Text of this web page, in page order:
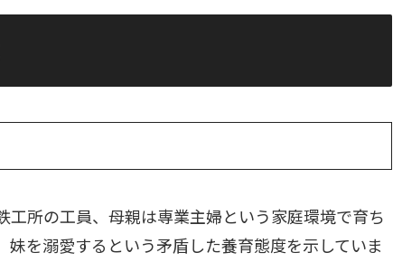
所の工員、母親は専業主婦という家庭環境で育ち
を溺愛するという矛盾した養育態度を示していま